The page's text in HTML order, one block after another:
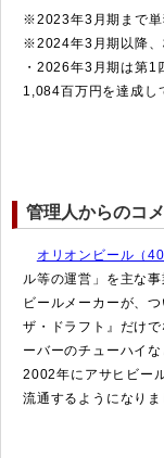
※2023年3月期まで単
※2024年3月期以降、
・2026年3月期は第1
1,084百万円を達成し
管理人からのコ
オリオンビール（
ル等の運営」を主な
ビールメーカーが、
ザ・ドラフト』だけ
ーバーのチューハイ
2002年にアサヒビー
流通するようになりま